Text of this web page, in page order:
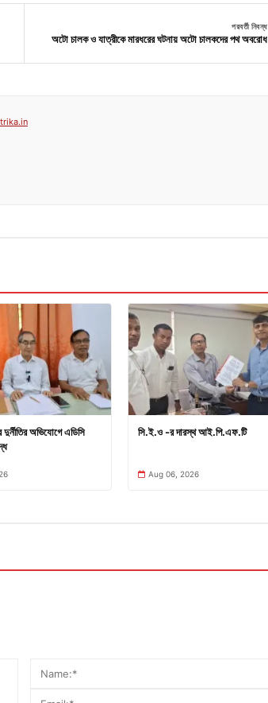
পরবর্তী নিবন্ধ
অটো চালক ও যাত্রীকে মারধরের ঘটনায় অটো চালকদের পথ অবরোধ
দুর্নীতির অভিযোগে এডিসি
সি.ই.ও -র দারস্থ আই.পি.এফ.টি
Aug 06, 2026